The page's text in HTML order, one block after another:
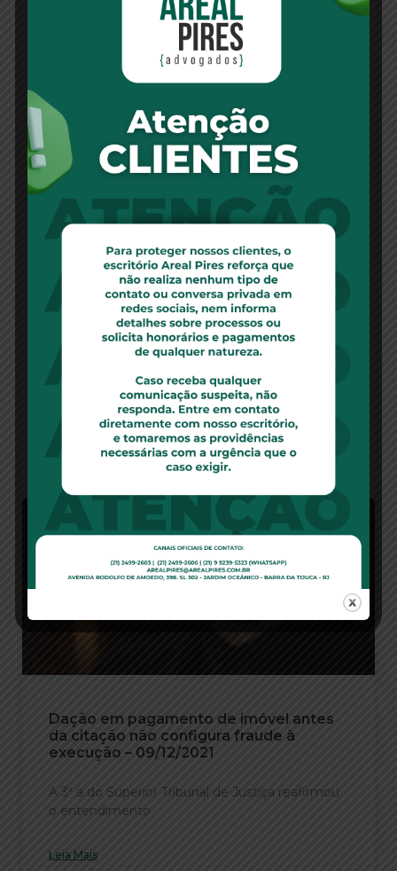
Juiz reduz em 30% valor de aluguel
comercial e troca IGP-M por IPCA –
09/12/2021
Em sede de tutela antecipada de urgência, a 4ª
Vara Cível
Leia Mais
Blindagem patrimonial feita antes de
ações gera penhora de bem de família –
09/12/2021
Se constatado que a compra de um imóvel foi
Leia Mais
Dação em pagamento de imóvel antes
da citação não configura fraude à
execução – 09/12/2021
A 3ª a do Superior Tribunal de Justiça reafirmou
o entendimento
Leia Mais